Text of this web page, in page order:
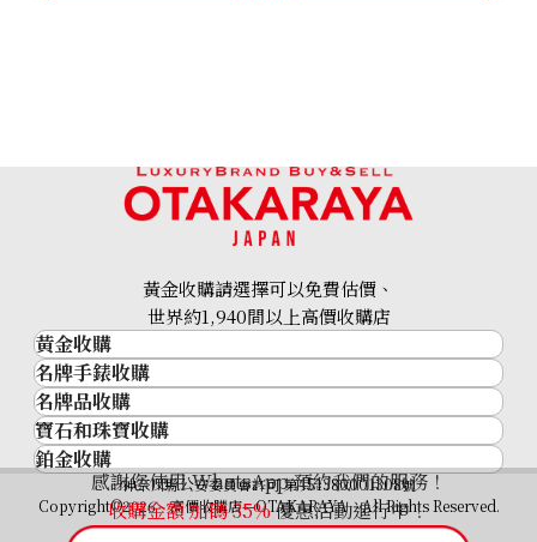
感謝您使用 WhatsApp 預約我們的服務！
收購金額 加碼35%優惠活動進行中！
黃金收購請選擇可以免費估價、
世界約1,940間以上高價收購店
黃金收購
黃金･金條
金條
金幣及銀幣
過去十年黃金價格
金飾
金戒指
名牌手錶收購
名牌手錶收購
勞力士 (Rolex)
Patek Philippe
Audemars Piguet
Vacheron Constantin
名牌品收購
名牌品收購
HERMES
LOUIS VUITTON
CHANEL
寶石和珠寶收購
寶石和珠寶
祖母綠
鉑金收購
神奈川縣公安委員會許可 第451380001308號
Copyright©2026 高價收購店—OTAKARAYA All Rights Reserved.